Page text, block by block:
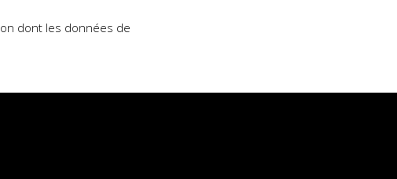
dont les données de